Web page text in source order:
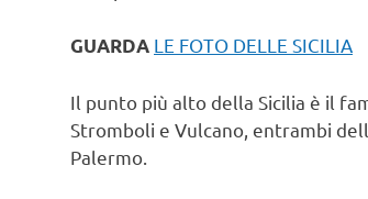
GUARDA LE FOTO DELLE SICILIA
Il punto più alto della Sicilia è il
Stromboli e Vulcano, entrambi
Palermo.